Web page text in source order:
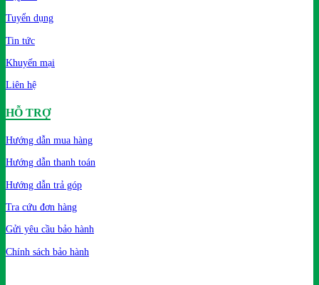
Tuyển dụng
Tin tức
Khuyến mại
Liên hệ
HỖ TRỢ
Hướng dẫn mua hàng
Hướng dẫn thanh toán
Hướng dẫn trả góp
Tra cứu đơn hàng
Gửi yêu cầu bảo hành
Chính sách bảo hành